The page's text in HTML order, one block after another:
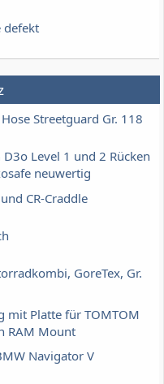
defekt
Streetguard Gr. 118
Level 1 und 2 Rücken
neuwertig
CR-Craddle
GoreTex, Gr.
mit Platte für TOMTOM
RAM Mount
Navigator V